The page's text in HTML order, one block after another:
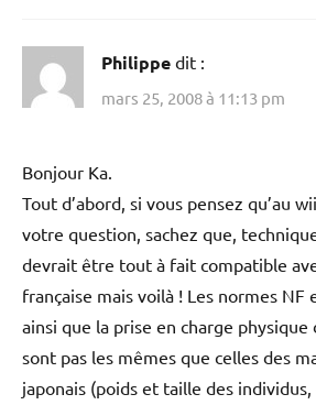
Philippe dit :
mars 25, 2008 à 11:13 pm
Bonjour Ka.
Tout d’abord, si vous pensez qu’au
votre question, sachez que,
devrait être tout à fait compatible
française mais voilà ! Les normes NF
ainsi que la prise en charge physique
sont pas les mêmes que celles des
japonais (poids et taille des